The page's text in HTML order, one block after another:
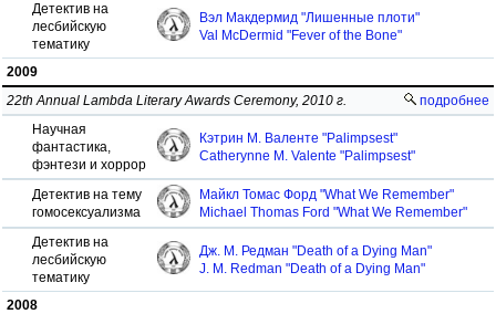
Детектив на
лесбийскую
тематику
Вэл Макдермид "Лишенные плоти"
Val McDermid "Fever of the Bone"
2009
подробнее
22th Annual Lambda Literary Awards Ceremony, 2010 г.
Научная
фантастика,
фэнтези и хоррор
Кэтрин М. Валенте "Palimpsest"
Catherynne M. Valente "Palimpsest"
Детектив на тему
гомосексуализма
Майкл Томас Форд "What We Remember"
Michael Thomas Ford "What We Remember"
Детектив на
лесбийскую
тематику
Дж. М. Редман "Death of a Dying Man"
J. M. Redman "Death of a Dying Man"
2008